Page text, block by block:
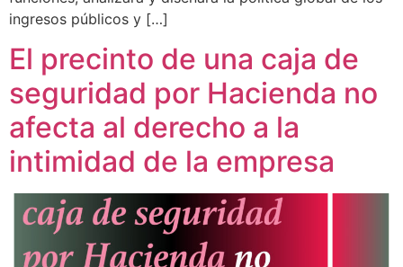
ingresos públicos y […]
El precinto de una caja de
seguridad por Hacienda no
afecta al derecho a la
intimidad de la empresa